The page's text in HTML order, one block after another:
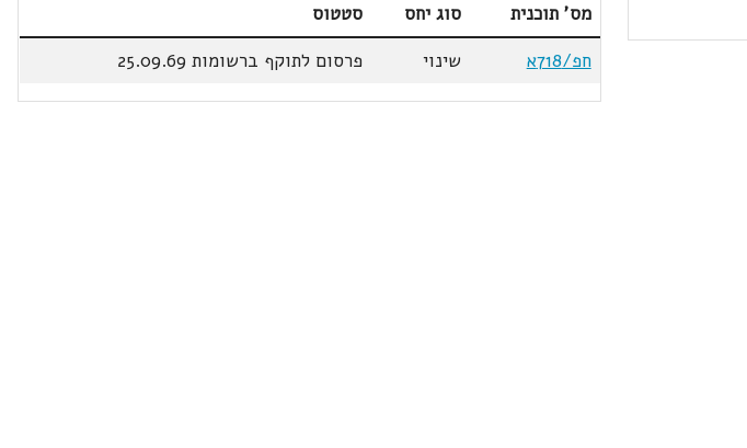
מס' תוכנית סוג יחס
סטטוס
חפ/718א
שינוי פרסום לתוקף ברשומות 25.09.69